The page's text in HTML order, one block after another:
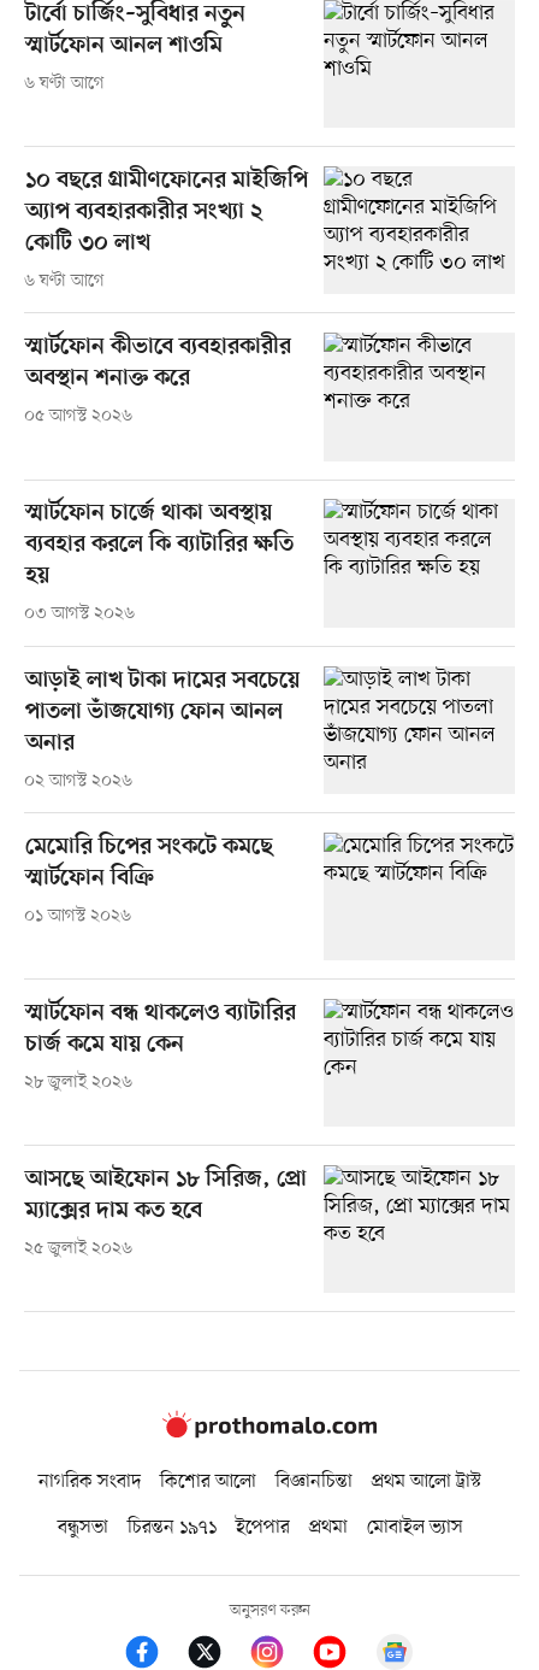
টার্বো চার্জিং–সুবিধার নতুন
স্মার্টফোন আনল শাওমি
৬ ঘণ্টা আগে
১০ বছরে গ্রামীণফোনের মাইজিপি
অ্যাপ ব্যবহারকারীর সংখ্যা ২
কোটি ৩০ লাখ
৬ ঘণ্টা আগে
স্মার্টফোন কীভাবে ব্যবহারকারীর
অবস্থান শনাক্ত করে
০৫ আগস্ট ২০২৬
স্মার্টফোন চার্জে থাকা অবস্থায়
ব্যবহার করলে কি ব্যাটারির ক্ষতি
হয়
০৩ আগস্ট ২০২৬
আড়াই লাখ টাকা দামের সবচেয়ে
পাতলা ভাঁজযোগ্য ফোন আনল
অনার
০২ আগস্ট ২০২৬
মেমোরি চিপের সংকটে কমছে
স্মার্টফোন বিক্রি
০১ আগস্ট ২০২৬
স্মার্টফোন বন্ধ থাকলেও ব্যাটারির
চার্জ কমে যায় কেন
২৮ জুলাই ২০২৬
আসছে আইফোন ১৮ সিরিজ, প্রো
ম্যাক্সের দাম কত হবে
২৫ জুলাই ২০২৬
নাগরিক সংবাদ কিশোর আলো বিজ্ঞানচিন্তা
প্রথম আলো ট্রাস্ট
বন্ধুসভা
চিরন্তন ১৯৭১ ইপেপার প্রথমা মোবাইল ভ্যাস
অনুসরণ করুন